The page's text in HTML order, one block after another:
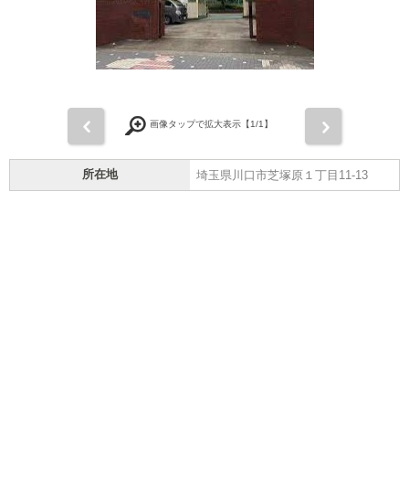
画像タップで拡大表示【1/1】
所在地 埼玉県川口市芝塚原１丁目11-13